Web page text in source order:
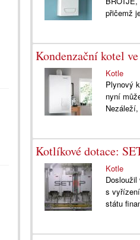
přičemž
Kondenzační kotel
Kotle
Plynový
nyní
Kotlíkové dotace:
Kotle
s
státu